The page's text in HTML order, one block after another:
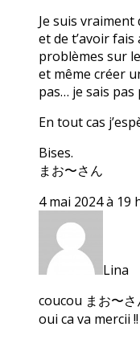
Je suis vraiment
et de t’avoir fais
problèmes sur
et même créer
pas… je sais pas
En tout cas
Bises.
まお〜さん
4 mai 2024 à 19
Lina
coucou まお〜さ
oui ca va mercii !!